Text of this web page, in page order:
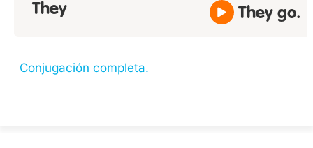
They They go.
Conjugación completa.